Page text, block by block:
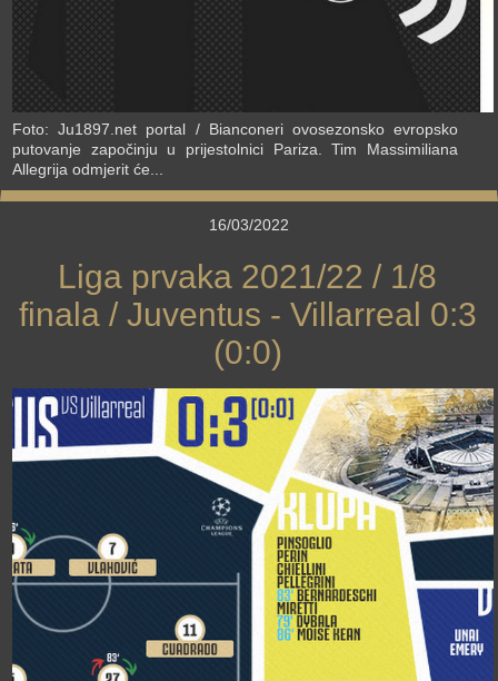
Foto: Ju1897.net portal / Bianconeri ovosezonsko evropsko
putovanje započinju u prijestolnici Pariza. Tim Massimiliana
Allegrija odmjerit će...
16/03/2022
Liga prvaka 2021/22 / 1/8
finala / Juventus - Villarreal 0:3
(0:0)
›